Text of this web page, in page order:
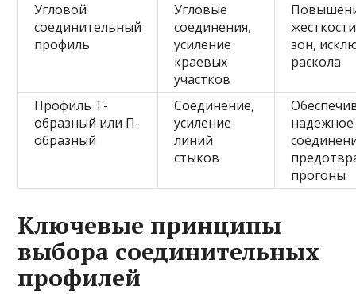
Угловой
соединительный
профиль
Угловые
соединения,
усиление
краевых
участков
зон,
раскола
Профиль Т-
образный или П-
образный
Соединение,
усиление
линий
стыков
надежное
прогоны
Ключевые принципы
выбора соединительных
профилей